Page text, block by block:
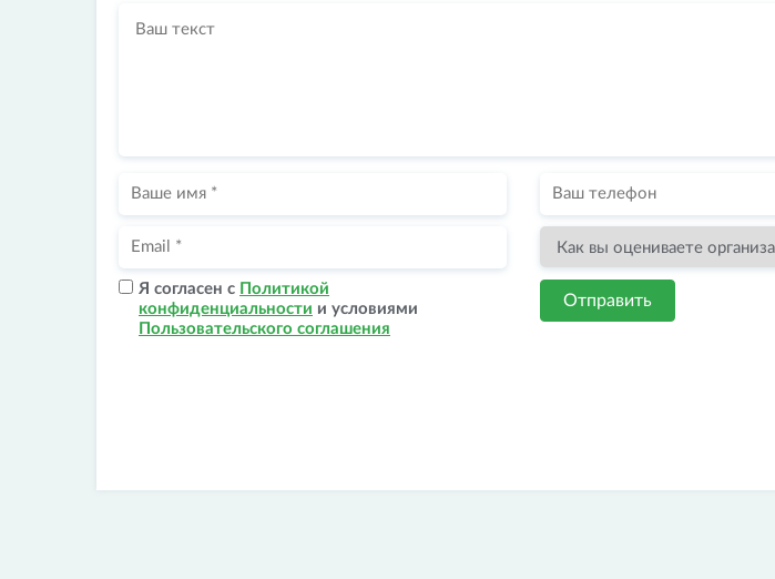
Я согласен с Политикой
конфиденциальности и условиями
Пользовательского соглашения
Отправить